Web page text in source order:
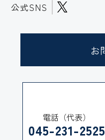
公式SNS
お
電話（代表）
045-231-2525